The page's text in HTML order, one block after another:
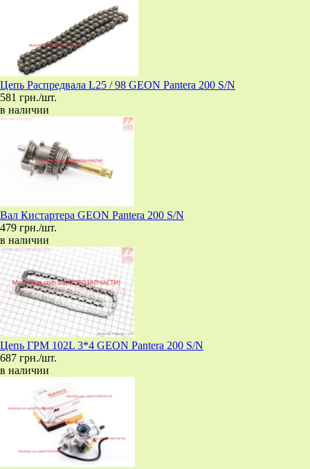
Цепь Распредвала L25 / 98 GEON Pantera 200 S/N
581 грн./шт.
в наличии
Вал Кистартера GEON Pantera 200 S/N
479 грн./шт.
в наличии
Цепь ГРМ 102L 3*4 GEON Pantera 200 S/N
687 грн./шт.
в наличии